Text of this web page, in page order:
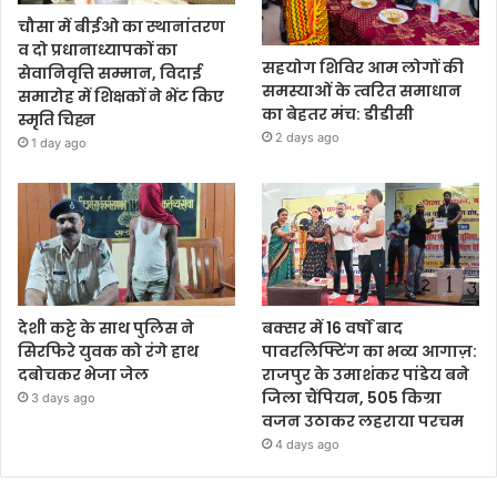
चौसा में बीईओ का स्थानांतरण
व दो प्रधानाध्यापकों का
सेवानिवृत्ति सम्मान, विदाई
समारोह में शिक्षकों ने भेंट किए
स्मृति चिह्न
1 day ago
सहयोग शिविर आम लोगों की
समस्याओं के त्वरित समाधान
का बेहतर मंच: डीडीसी
2 days ago
देशी कट्टे के साथ पुलिस ने
सिरफिरे युवक को रंगे हाथ
दबोचकर भेजा जेल
3 days ago
बक्सर में 16 वर्षों बाद
पावरलिफ्टिंग का भव्य आगाज़:
राजपुर के उमाशंकर पांडेय बने
जिला चैंपियन, 505 किग्रा
वजन उठाकर लहराया परचम
4 days ago